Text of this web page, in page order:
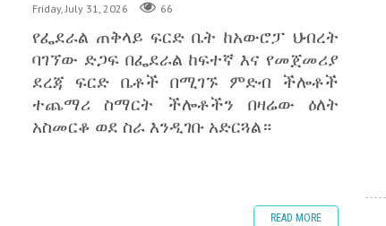
Friday, July 31, 2026 66
የፌደራል ጠቅላይ ፍርድ ቤት ከአውሮፓ ህብረት
ባገኘው ድጋፍ በፌደራል ከፍተኛ እና የመጀመሪያ
ደረጃ ፍርድ ቤቶች በሚገኙ ምድብ ችሎቶች
ተጨማሪ ስማርት ችሎቶችን በዛሬው ዕለት
አስመርቆ ወደ ስራ እንዲገቡ አድርጓል።
READ MORE